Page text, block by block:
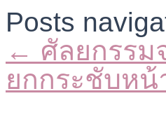
Posts
← ศัลยกรรม
ยกกระชับห